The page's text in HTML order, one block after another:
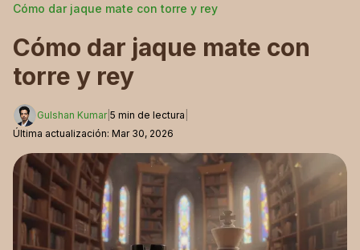
Cómo dar jaque mate con torre y rey
Cómo dar jaque mate con
torre y rey
Gulshan Kumar| 5 min de lectura
Última actualización: Mar 30, 2026